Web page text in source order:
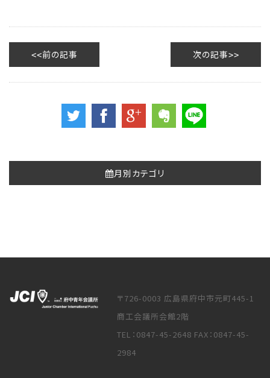
前の記事 次の記事
月別カテゴリ
〒726-0003 広島県府中市元町445-1
商工会議所会館2階
TEL：0847-45-2648 FAX：0847-45-
2984